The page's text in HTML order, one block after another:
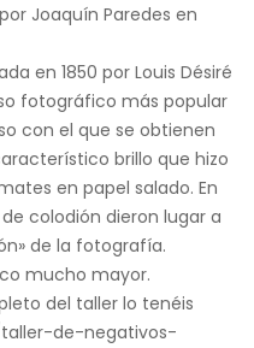
Joaquín Paredes en
en 1850 por Louis Désiré
fotográfico más popular
con el que se obtienen
brillo que hizo
en papel salado. En
colodión dieron lugar a
de la fotografía.
mucho mayor.
del taller lo tenéis
de-negativos-